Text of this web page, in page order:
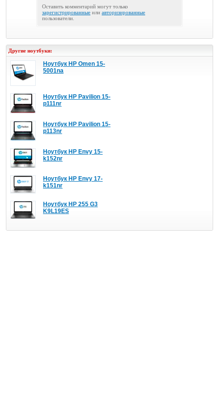
Оставить комментарий могут только
зарегистрированные или авторизированные
пользователи.
Другие ноутбуки:
Ноутбук HP Omen 15-
5001na
Ноутбук HP Pavilion 15-
p111nr
Ноутбук HP Pavilion 15-
p113nr
Ноутбук HP Envy 15-
k152nr
Ноутбук HP Envy 17-
k151nr
Ноутбук HP 255 G3
K9L19ES